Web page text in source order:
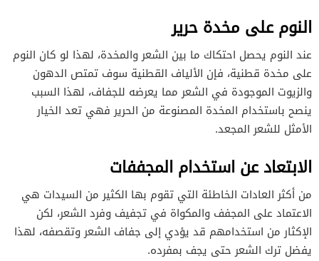
النوم على مخدة حرير
عند النوم يحصل احتكاك ما بين الشعر والمخدة، لهذا لو كان النوم
على مخدة قطنية، فإن الألياف القطنية سوف تمتص الدهون
والزيوت الموجودة في الشعر مما يعرضه للجفاف، لهذا السبب
ينصح باستخدام المخدة المصنوعة من الحرير فهي تعد الخيار
الأمثل للشعر المجعد.
الابتعاد عن استخدام المجففات
من أكثر العادات الخاطئة التي تقوم بها الكثير من السيدات هي
الاعتماد على المجفف والمكواة في تجفيف وفرد الشعر، لكن
الإكثار من استخدامهم قد يؤدي إلى جفاف الشعر وتقصفه، لهذا
يفضل ترك الشعر حتى يجف بمفرده.